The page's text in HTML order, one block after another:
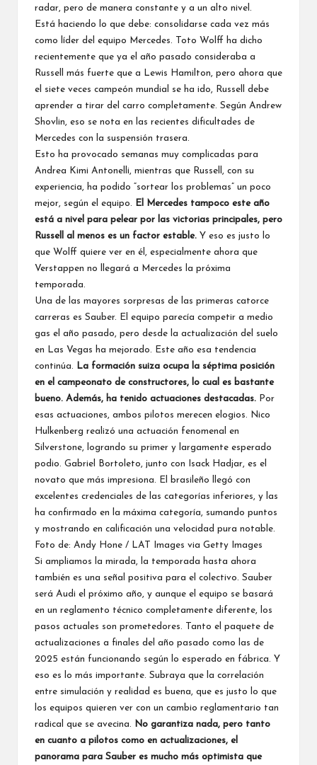
radar, pero de manera constante y a un alto nivel.
Está haciendo lo que debe: consolidarse cada vez más
como líder del equipo Mercedes. Toto Wolff ha dicho
recientemente que ya el año pasado consideraba a
Russell más fuerte que a
Lewis Hamilton, pero ahora que
el siete veces campeón mundial se ha ido, Russell debe
aprender a tirar del carro completamente. Según Andrew
Shovlin, eso se nota en las recientes dificultades de
Mercedes con la suspensión trasera.
Esto ha provocado semanas muy complicadas para
Andrea Kimi Antonelli, mientras que Russell, con su
experiencia, ha podido “sortear los problemas” un poco
mejor, según el equipo.
El Mercedes tampoco este año
está a nivel para pelear por las victorias principales, pero
Russell al menos es un factor estable. Y eso es justo lo
que Wolff quiere ver en él, especialmente ahora que
Verstappen no llegará a Mercedes la próxima
temporada.
Una de las mayores sorpresas de las primeras catorce
carreras es Sauber. El equipo parecía competir a medio
gas el año pasado, pero desde la actualización del suelo
en Las Vegas ha mejorado. Este año esa tendencia
continúa.
La formación suiza ocupa la séptima posición
en el campeonato de constructores, lo cual es bastante
bueno. Además, ha tenido actuaciones destacadas. Por
esas actuaciones, ambos pilotos merecen elogios.
Nico
Hulkenberg realizó una actuación fenomenal en
Silverstone, logrando su primer y largamente esperado
podio. Gabriel Bortoleto, junto con
Isack Hadjar, es el
novato que más impresiona. El brasileño llegó con
excelentes credenciales de las categorías inferiores, y las
ha confirmado en la máxima categoría, sumando puntos
y mostrando en calificación una velocidad pura notable.
Foto de: Andy Hone / LAT Images via Getty Images
Si ampliamos la mirada, la temporada hasta ahora
también es una señal positiva para el colectivo. Sauber
será Audi el próximo año, y aunque el equipo se basará
en un reglamento técnico completamente diferente, los
pasos actuales son prometedores. Tanto el paquete de
actualizaciones a finales del año pasado como las de
2025 están funcionando según lo esperado en fábrica. Y
eso es lo más importante. Subraya que la correlación
entre simulación y realidad es buena, que es justo lo que
los equipos quieren ver con un cambio reglamentario tan
radical que se avecina.
No garantiza nada, pero tanto
en cuanto a pilotos como en actualizaciones, el
panorama para Sauber es mucho más optimista que